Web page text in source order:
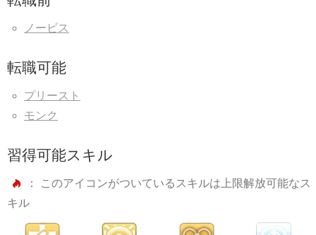
ノービス
転職可能
プリースト
モンク
習得可能スキル
： このアイコンがついているスキルは上限解放可能なス
キル